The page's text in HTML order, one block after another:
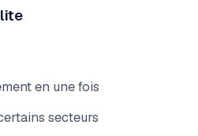
en une fois
secteurs